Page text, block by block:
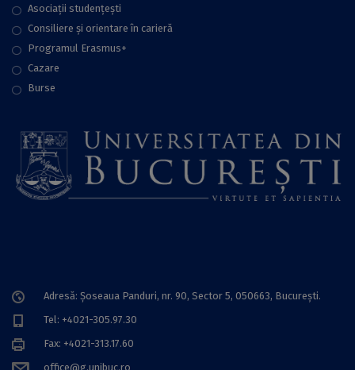
Asociații studențești
Consiliere şi orientare în carieră
Programul Erasmus+
Cazare
Burse
Adresă: Șoseaua Panduri, nr. 90, Sector 5, 050663, Bucureşti.
Tel: +4021-305.97.30
Fax: +4021-313.17.60
office@g.unibuc.ro